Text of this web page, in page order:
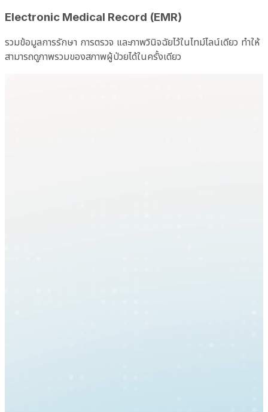
Electronic Medical Record (EMR)
รวมข้อมูลการรักษา การตรวจ และภาพวินิจฉัยไว้ในไทม์ไลน์เดียว ทำให้
สามารถดูภาพรวมของสภาพผู้ป่วยได้ในครั้งเดียว